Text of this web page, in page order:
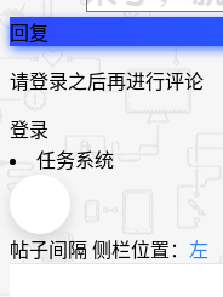
回复
请登录之后再进行评论
登录
任务系统
帖子间隔 侧栏位置： 左